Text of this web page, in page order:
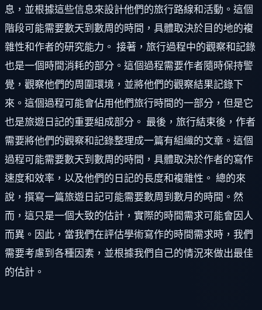
息，並根據這些信息來設計他們的旅行路線和活動。這個
階段可能需要數天到數周的時間，具體取決於目的地的複
雜性和作者的研究能力。 接著，旅行過程中的觀察和記錄
也是一個時間消耗的部分。這個過程需要作者隨時保持警
覺，觀察他們的周圍環境，並將他們的觀察結果記錄下
來。這個過程可能會佔用他們旅行時間的一部分，但是它
也是旅遊日記的重要組成部分。 最後，旅行結束後，作者
需要將他們的觀察和記錄整理成一篇有組織的文章。這個
過程可能需要數天到數周的時間，具體取決於作者的寫作
速度和效率，以及他們的日記的長度和複雜性。 總的來
說，撰寫一篇旅遊日記可能需要數周到數月的時間。然
而，這只是一個大致的估計，實際的時間需求可能會因人
而異。因此，當我們在評估學術寫作的時間需求時，我們
需要考慮到各種因素，並根據我們自己的情況來做出最佳
的估計。